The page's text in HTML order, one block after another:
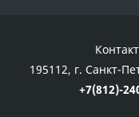
195112, г. Санкт-
+7(812)-